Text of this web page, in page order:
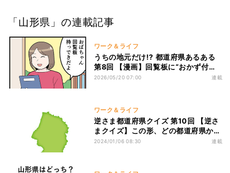
「山形県」の連載記事
ワーク＆ライフ
うちの地元だけ!? 都道府県あるある
第8回 【漫画】回覧板に“おかず付
き”!? 山形ローカルなご近所習慣にほ
2026/05/20 07:00 連載
ワーク＆ライフ
逆さま都道府県クイズ 第10回 【逆さ
まクイズ】この形、どの都道府県か分
かりますか?
2024/01/06 08:30 連載